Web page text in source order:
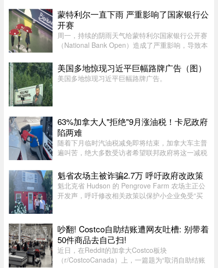
理，其中针对公职人员、出入境中介机构的约束条
款，引发社会广泛关注。新规并 ...
蒙特利尔一直下雨 严重影响了国家银行公
开赛
周一，持续的阴雨天气给蒙特利尔国家银行公开赛
（National Bank Open）造成了严重影响，导致本
间上午 11 点比赛预定开始前，一场倾盆大雨让赛
事组委会不得不将开赛时间 ...
美国多地惊现习近平巨幅路牌广告（图）
美国多地惊现习近平巨幅路牌广告。
63%加拿大人"拒绝"9月涨油税！卡尼政府
陷两难
随着下月临时汽油税减免即将结束，加拿大车主普
遍叫苦，绝大多数受访者希望联邦政府将这一减税
公司进行的最新调查显示，63% 的加拿大人希望总
理卡尼（Mark Carney）将 ...
魁省农场主被诈骗2.7万 呼吁政府改政策
魁北克省 Hudson 的 Pengrove Farm 农场主正公
开发声，呼吁修改相关政策以保护小企业免受“买
Cosgrove 和 Matt Penney 夫 ...
吵翻! Costco自助结账遭网友吐槽: 别带着
50件商品去自己扫!
近日，在Reddit的加拿大Costco板块
（r/CostcoCanada）上，一篇题为“取消自助结账